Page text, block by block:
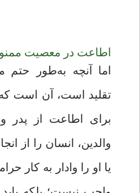
اطاعت در معصیت
اما آنچه به‌طور حتم
تقلید است، آن است
برای اطاعت از پدر و
والدین، انسان را از
یا او را وادار به کار